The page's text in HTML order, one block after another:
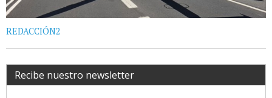
REDACCIÓN2
Recibe nuestro newsletter